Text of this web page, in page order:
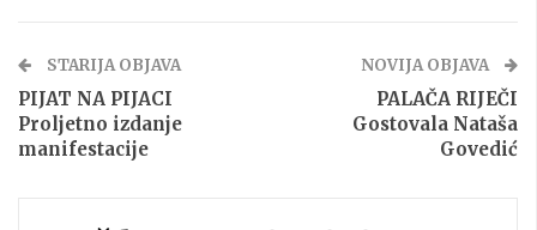
STARIJA OBJAVA
PIJAT NA PIJACI
Proljetno izdanje
manifestacije
NOVIJA OBJAVA
PALAČA RIJEČI
Gostovala Nataša
Govedić